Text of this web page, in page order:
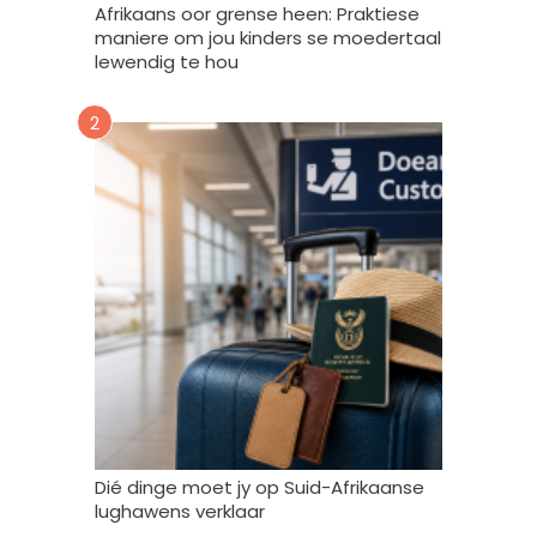
e
k
d
a
a
t
n
d
a
i
F
o
Afrikaans oor grense heen: Praktiese
maniere om jou kinders se moedertaal
lewendig te hou
2
Dié dinge moet jy op Suid-Afrikaanse
lughawens verklaar